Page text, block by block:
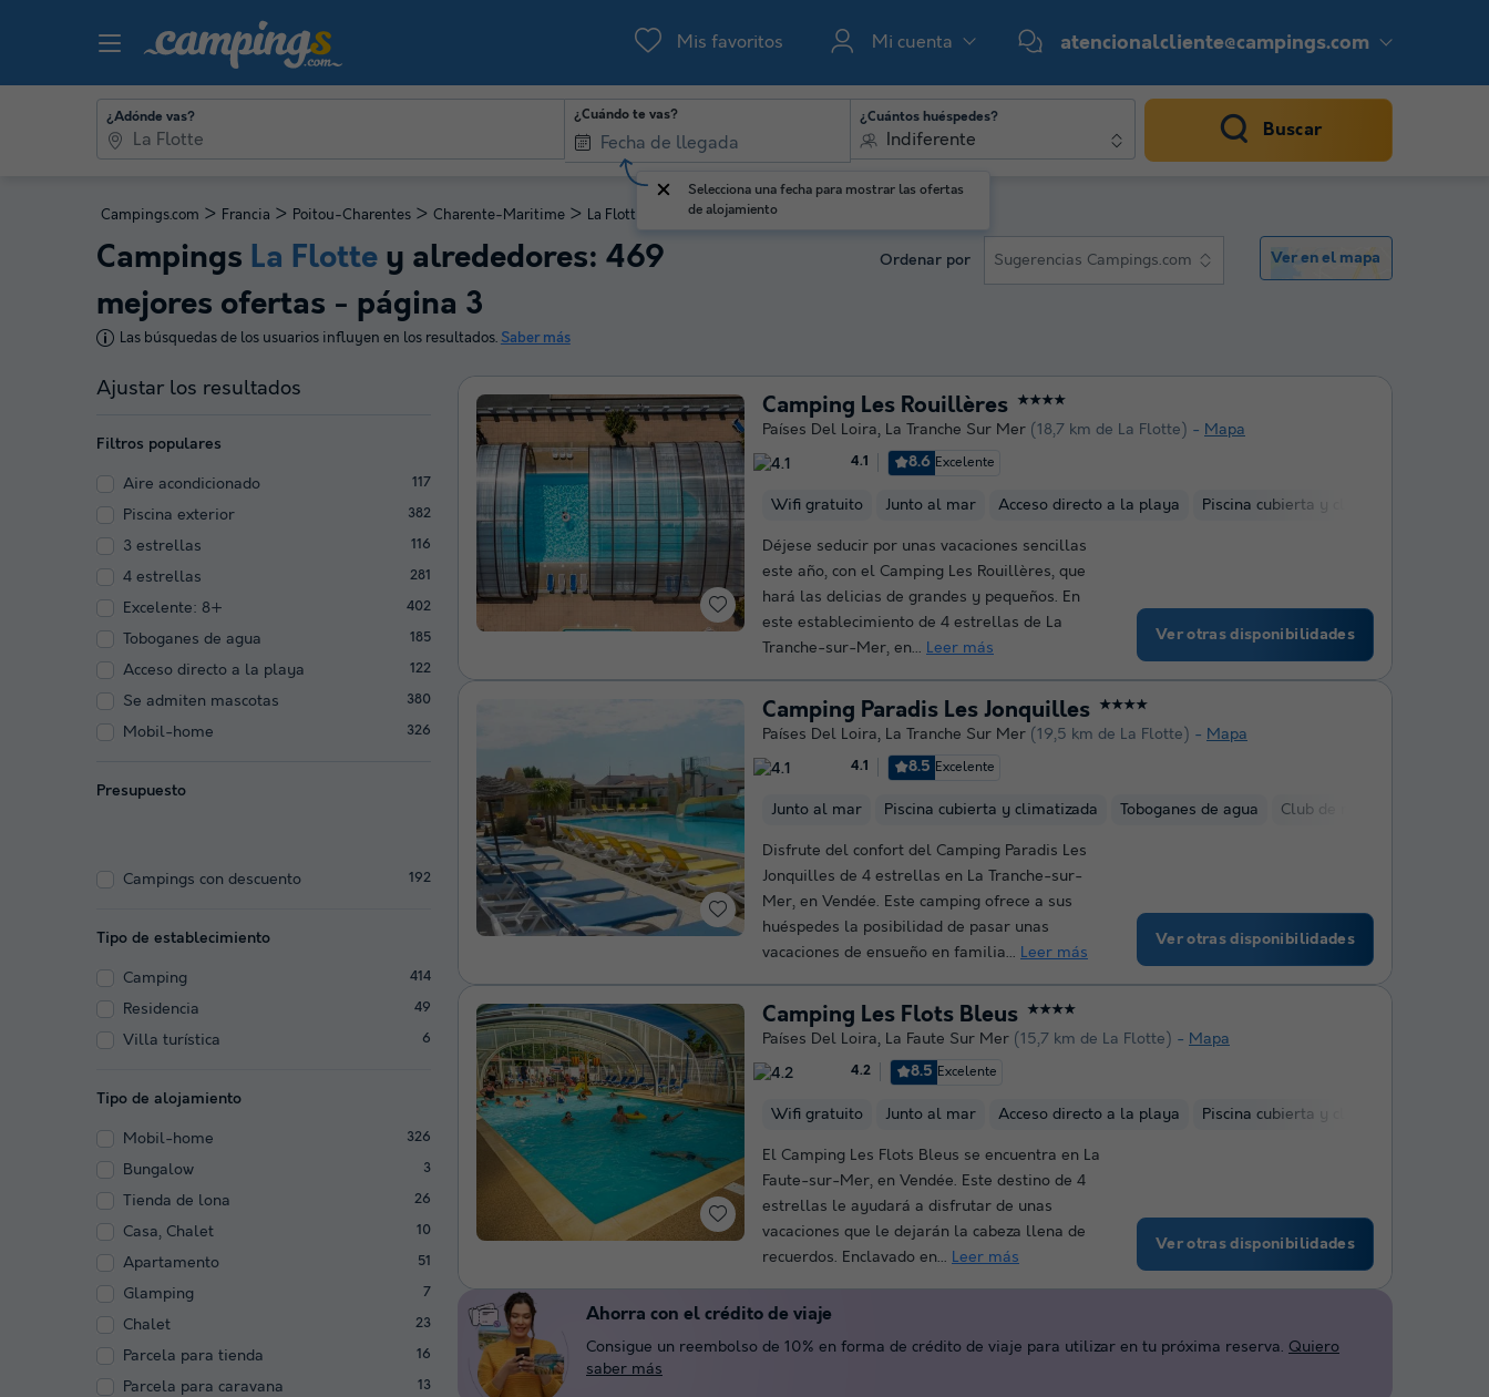
Mis favoritos Mi cuenta atencionalcliente@campings.com
¿Adónde vas? ¿Cuándo te vas?
Selecciona una fecha para mostrar las ofertas
de alojamiento
¿Cuántos huéspedes?
Indiferente Buscar
Campings.com > Francia > Poitou-Charentes > Charente-Maritime > La Flotte
Campings La Flotte y alrededores: 469
mejores ofertas - página 3
Las búsquedas de los usuarios influyen en los resultados. Saber más
Ordenar por Sugerencias Campings.com Ver en el mapa
Ajustar los resultados
Filtros populares
Aire acondicionado 117
Piscina exterior 382
3 estrellas 116
4 estrellas 281
Excelente: 8+ 402
Toboganes de agua 185
Acceso directo a la playa 122
Se admiten mascotas 380
Mobil-home 326
Presupuesto
Campings con descuento 192
Tipo de establecimiento
Camping 414
Residencia 49
Villa turística 6
Tipo de alojamiento
Mobil-home 326
Bungalow 3
Tienda de lona 26
Casa, Chalet 10
Apartamento 51
Glamping 7
Chalet 23
Parcela para tienda 16
Parcela para caravana 13
Camping Les Rouillères ★★★★
Países Del Loira, La Tranche Sur Mer (18,7 km de La Flotte) Mapa
4.1 8.6 Excelente
Wifi gratuito Junto al mar Acceso directo a la playa Piscina cubierta y climatizada
Déjese seducir por unas vacaciones sencillas
este año, con el Camping Les Rouillères, que
hará las delicias de grandes y pequeños. En
este establecimiento de 4 estrellas de La
Tranche-sur-Mer, en... Leer más
Ver otras disponibilidades
Camping Paradis Les Jonquilles ★★★★
Países Del Loira, La Tranche Sur Mer (19,5 km de La Flotte) Mapa
4.1 8.5 Excelente
Junto al mar Piscina cubierta y climatizada Toboganes de agua Club de niños
Disfrute del confort del Camping Paradis Les
Jonquilles de 4 estrellas en La Tranche-sur-
Mer, en Vendée. Este camping ofrece a sus
huéspedes la posibilidad de pasar unas
vacaciones de ensueño en familia... Leer más
Ver otras disponibilidades
Camping Les Flots Bleus ★★★★
Países Del Loira, La Faute Sur Mer (15,7 km de La Flotte) Mapa
4.2 8.5 Excelente
Wifi gratuito Junto al mar Acceso directo a la playa Piscina cubierta y climatizada
El Camping Les Flots Bleus se encuentra en La
Faute-sur-Mer, en Vendée. Este destino de 4
estrellas le ayudará a disfrutar de unas
vacaciones que le dejarán la cabeza llena de
recuerdos. Enclavado en... Leer más
Ver otras disponibilidades
Ahorra con el crédito de viaje
Consigue un reembolso de 10% en forma de crédito de viaje para utilizar en tu próxima reserva. Quiero
saber más